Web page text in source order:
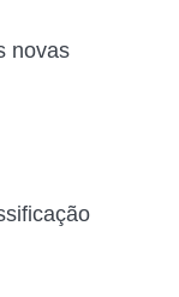
novas